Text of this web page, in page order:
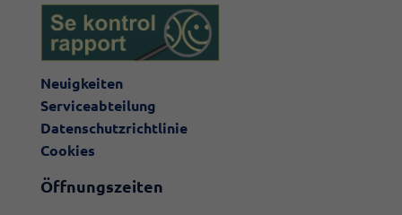
Neuigkeiten
Serviceabteilung
Datenschutzrichtlinie
Cookies
Öffnungszeiten